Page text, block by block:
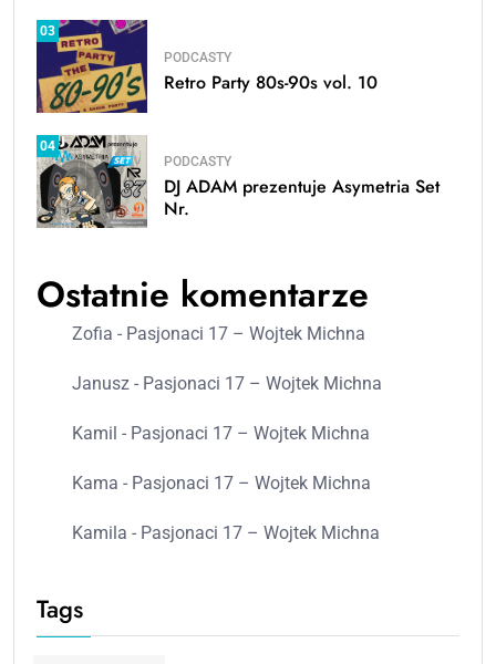
03
PODCASTY
Retro Party 80s-90s vol. 10
04
PODCASTY
DJ ADAM prezentuje Asymetria Set
Nr.
Ostatnie komentarze
Zofia - Pasjonaci 17 – Wojtek Michna
Janusz - Pasjonaci 17 – Wojtek Michna
Kamil - Pasjonaci 17 – Wojtek Michna
Kama - Pasjonaci 17 – Wojtek Michna
Kamila - Pasjonaci 17 – Wojtek Michna
Tags